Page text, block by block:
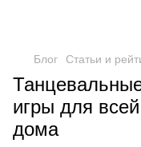
Блог Статьи и
игры для
дома